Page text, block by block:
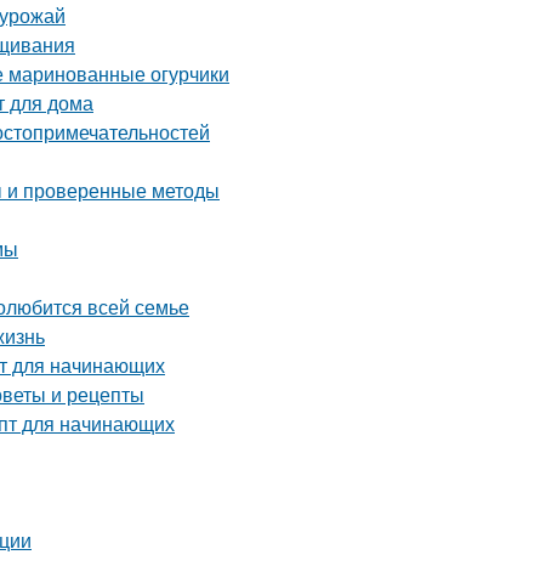
огурчики
для дома
и проверенные методы
всей семье
для начинающих
и рецепты
для начинающих